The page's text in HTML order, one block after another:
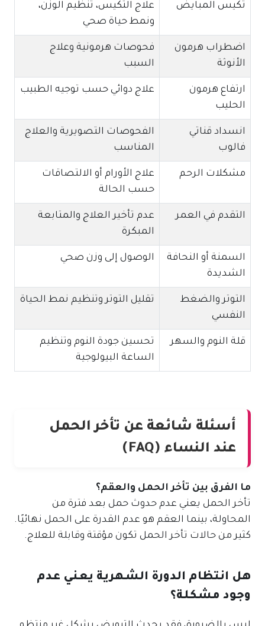
تكيس المبايض
علاج التكيس، تنظيم الوزن،
ونمط حياة صحي
اضطراب هرمون
الأنوثة
فحوصات هرمونية وعلاج
السبب
ارتفاع هرمون
الحليب
علاج دوائي حسب توجيه الطبيب
انسداد قناتي
فالوب
الفحوصات التصويرية والعلاج
المناسب
مشكلات الرحم
علاج الأورام أو الالتصاقات
حسب الحالة
التقدم في العمر
عدم تأخير العلاج والمتابعة
المبكرة
السمنة أو النحافة
الشديدة
الوصول إلى وزن صحي
التوتر والضغط
النفسي
تقليل التوتر وتنظيم نمط الحياة
قلة النوم والسهر
تحسين جودة النوم وتنظيم
الساعة البيولوجية
أسئلة شائعة عن تأخر الحمل
عند النساء (FAQ)
ما الفرق بين تأخر الحمل والعقم؟
تأخر الحمل يعني عدم حدوث حمل بعد فترة من
المحاولة، بينما العقم هو عدم القدرة على الحمل نهائيًا.
كثير من حالات تأخر الحمل تكون مؤقتة وقابلة للعلاج.
هل انتظام الدورة الشهرية يعني عدم
وجود مشكلة؟